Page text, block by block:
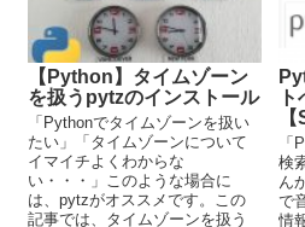
【Python】タイムゾーン
を扱うpytzのインストール
「Pythonでタイムゾーンを扱い
たい」「タイムゾーンについて
イマイチよくわからな
い・・・」このような場合に
は、pytzがオススメです。この
記事では、タイムゾーンを扱う
「
検
ん
で
情